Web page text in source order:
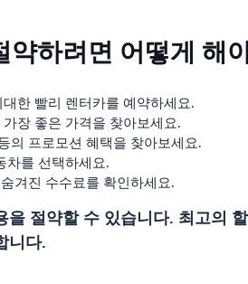
하려면 어떻게 해
한 빨리 렌터카를 예약하세요.
장 좋은 가격을 찾아보세요.
의 프로모션 혜택을 찾아보세요.
차를 선택하세요.
겨진 수수료를 확인하세요.
절약할 수 있습니다. 최고의
니다.